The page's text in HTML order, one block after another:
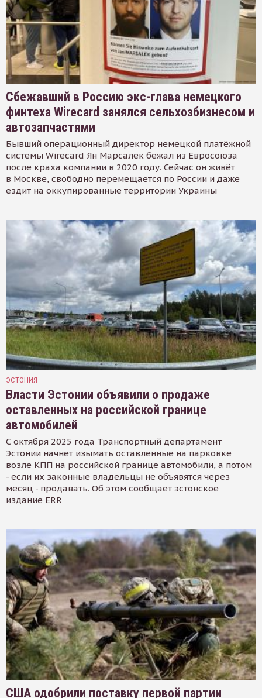
Сбежавший в Россию экс-глава немецкого
финтеха Wirecard занялся сельхозбизнесом и
автозапчастями
Бывший операционный директор немецкой платёжной
системы Wirecard Ян Марсалек бежал из Евросоюза
после краха компании в 2020 году. Сейчас он живёт
в Москве, свободно перемещается по России и даже
ездит на оккупированные территории Украины
ЭСТОНИЯ
Власти Эстонии объявили о продаже
оставленных на российской границе
автомобилей
С октября 2025 года Транспортный департамент
Эстонии начнет изымать оставленные на парковке
возле КПП на российской границе автомобили, а потом
- если их законные владельцы не объявятся через
месяц - продавать. Об этом сообщает эстонское
издание ERR
США одобрили поставку первой партии